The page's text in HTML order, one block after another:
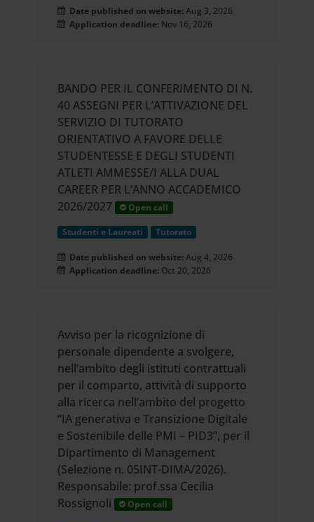
Date published on website:Aug 3, 2026
Application deadline: Nov 16, 2026
BANDO PER IL CONFERIMENTO DI N.
40 ASSEGNI PER L’ATTIVAZIONE DEL
SERVIZIO DI TUTORATO
ORIENTATIVO A FAVORE DELLE
STUDENTESSE E DEGLI STUDENTI
ATLETI AMMESSE/I ALLA DUAL
CAREER PER L’ANNO ACCADEMICO
2026/2027
Open call
Studenti e Laureati Tutorato
Date published on website:Aug 4, 2026
Application deadline: Oct 20, 2026
Avviso per la ricognizione di
personale dipendente a svolgere,
nell’ambito degli istituti contrattuali
per il comparto, attività di supporto
alla ricerca nell’ambito del progetto
“IA generativa e Transizione Digitale
e Sostenibile delle PMI – PID3”, per il
Dipartimento di Management
(Selezione n. 05INT-DIMA/2026).
Responsabile: prof.ssa Cecilia
Rossignoli
Open call